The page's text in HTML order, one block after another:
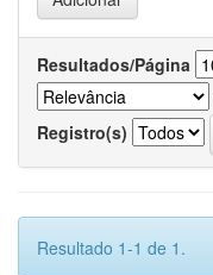
Resultados/Página
Registro(s)
Resultado 1-1 de 1.